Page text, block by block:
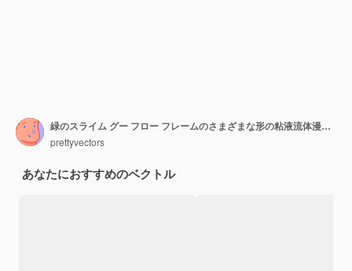
緑のスライム グー フロー フレームのさまざまな形の粘液流体漫画スタイル コンセプト
prettyvectors
あなたにおすすめのベクトル